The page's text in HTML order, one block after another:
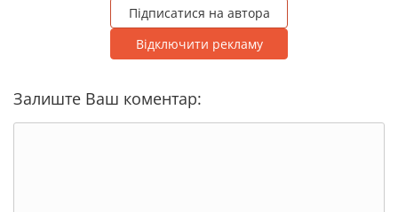
Підписатися на автора
Відключити рекламу
Залиште Ваш коментар: